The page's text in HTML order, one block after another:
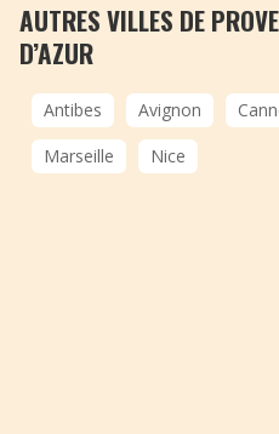
AUTRES VILLES DE
D’AZUR
Antibes Avignon
Marseille
Nice